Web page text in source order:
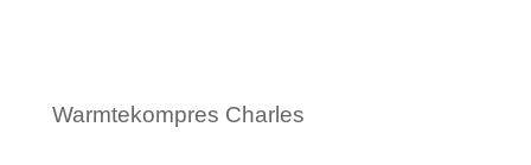
Warmtekompres Charles